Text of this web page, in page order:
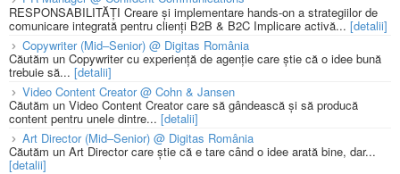
RESPONSABILITĂȚI Creare și implementare hands-on a strategiilor de
comunicare integrată pentru clienți B2B & B2C Implicare activă... [detalii]
Copywriter (Mid–Senior) @ Digitas România
Căutăm un Copywriter cu experiență de agenție care știe că o idee bună
trebuie să... [detalii]
Video Content Creator @ Cohn & Jansen
Căutăm un Video Content Creator care să gândească și să producă
content pentru unele dintre... [detalii]
Art Director (Mid–Senior) @ Digitas România
Căutăm un Art Director care știe că e tare când o idee arată bine, dar...
[detalii]